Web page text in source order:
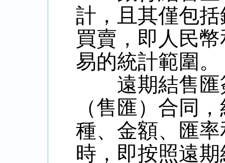
計，且其僅包
買賣，即人民
易的統計範圍。
遠期結售匯
（售匯）合同
種、金額、匯
時，即按照遠